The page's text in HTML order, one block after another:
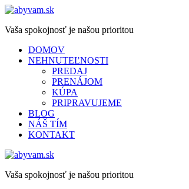
Vaša spokojnosť je našou prioritou
DOMOV
NEHNUTEĽNOSTI
PREDAJ
PRENÁJOM
KÚPA
PRIPRAVUJEME
BLOG
NÁŠ TÍM
KONTAKT
Vaša spokojnosť je našou prioritou